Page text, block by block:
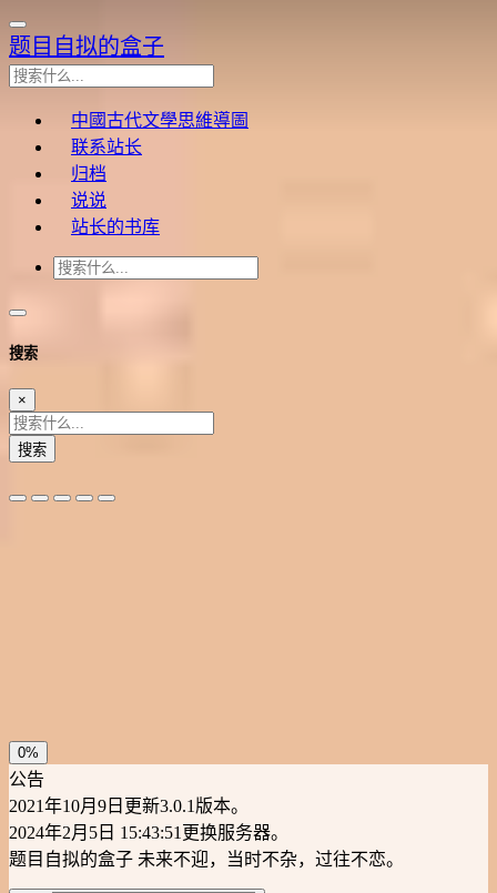
题目自拟的盒子
中國古代文學思維導圖
联系站长
归档
说说
站长的书库
搜索
×
搜索
0%
公告
2021年10月9日更新3.0.1版本。
2024年2月5日 15:43:51更换服务器。
题目自拟的盒子 未来不迎，当时不杂，过往不恋。